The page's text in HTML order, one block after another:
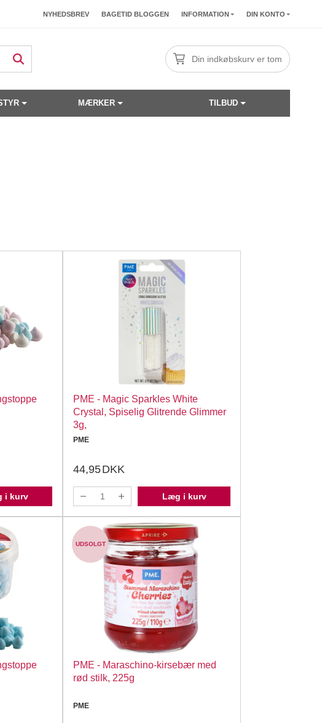
NYHEDSBREV BAGETID BLOGGEN INFORMATION DIN KONTO
Din indkøbskurv er tom
MÆRKER TILBUD
i kurv
PME - Magic Sparkles White
Crystal, Spiselig Glitrende Glimmer
3g,
PME
44,95DKK
Læg i kurv
UDSOLGT
PME - Maraschino-kirsebær med
rød stilk, 225g
PME